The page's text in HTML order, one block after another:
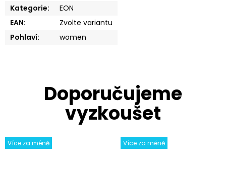
Více za méně Více za méně
Kategorie:
EON
EAN:
Zvolte variantu
Pohlaví: women